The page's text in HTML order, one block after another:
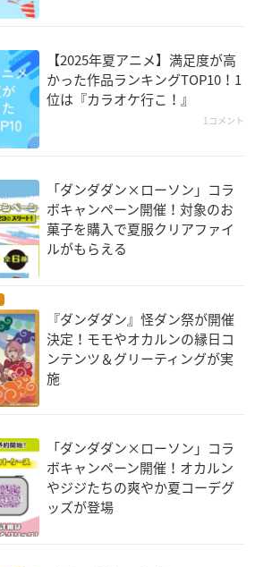
【2025年夏アニメ】満足度が高
かった作品ランキングTOP10！1
位は『カラオケ行こ！』
1コメント
「ダンダダン×ローソン」コラ
ボキャンペーン開催！対象のお
菓子を購入で夏服クリアファイ
ルがもらえる
『ダンダダン』怪ダン祭が開催
決定！モモやオカルンの縁日コ
ンテンツ＆グリーティングが実
施
「ダンダダン×ローソン」コラ
ボキャンペーン開催！オカルン
やジジたちの爽やか夏コーデグ
ッズが登場